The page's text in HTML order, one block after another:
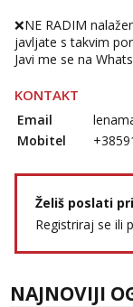
❌NE RADIM
javljate s takvim
Javi me se na
KONTAKT
Email
Mobitel
Želiš poslati
Registriraj se ili
NAJNOVIJI